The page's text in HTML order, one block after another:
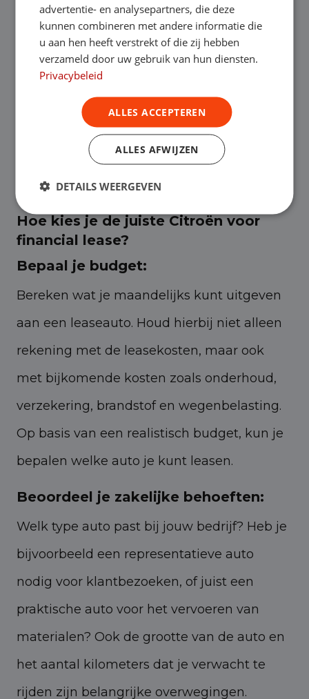
renteaftrek en btw-teruggave op de
aanschafprijs. Daarnaast biedt het de
vrijheid om de auto naar eigen wens aan te
passen. Bij Citroën financial lease heb je
geen grote investering die je in één keer
betaalt. Daarmee behoud je kapitaal voor
andere belangrijke investeringen.
Hoe kies je de juiste Citroën voor
financial lease?
Bepaal je budget:
Bereken wat je maandelijks kunt uitgeven
aan een leaseauto. Houd hierbij niet alleen
rekening met de leasekosten, maar ook
met bijkomende kosten zoals onderhoud,
verzekering, brandstof en wegenbelasting.
Op basis van een realistisch budget, kun je
bepalen welke auto je kunt leasen.
Beoordeel je zakelijke behoeften:
Welk type auto past bij jouw bedrijf? Heb je
bijvoorbeeld een representatieve auto
nodig voor klantbezoeken, of juist een
praktische auto voor het vervoeren van
materialen? Ook de grootte van de auto en
het aantal kilometers dat je verwacht te
rijden zijn belangrijke overwegingen.
advertentie- en analysepartners, die deze
kunnen combineren met andere informatie die
u aan hen heeft verstrekt of die zij hebben
verzameld door uw gebruik van hun diensten.
Privacybeleid
ALLES ACCEPTEREN
ALLES AFWIJZEN
DETAILS WEERGEVEN